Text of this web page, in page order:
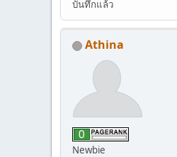
บันทึกแล้ว
Athina
Newbie